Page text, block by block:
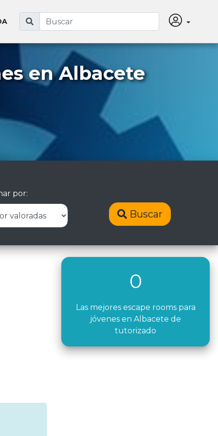
en Albacete
por:
Buscar
0
Las mejores escape rooms para
jóvenes en Albacete de
tutorizado